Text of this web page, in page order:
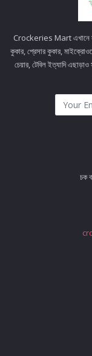
Crockeries Mart এখানে
কুকার, প্রেসার কুকার,
চেয়ার, টেবিল ইত্যাদি
চক